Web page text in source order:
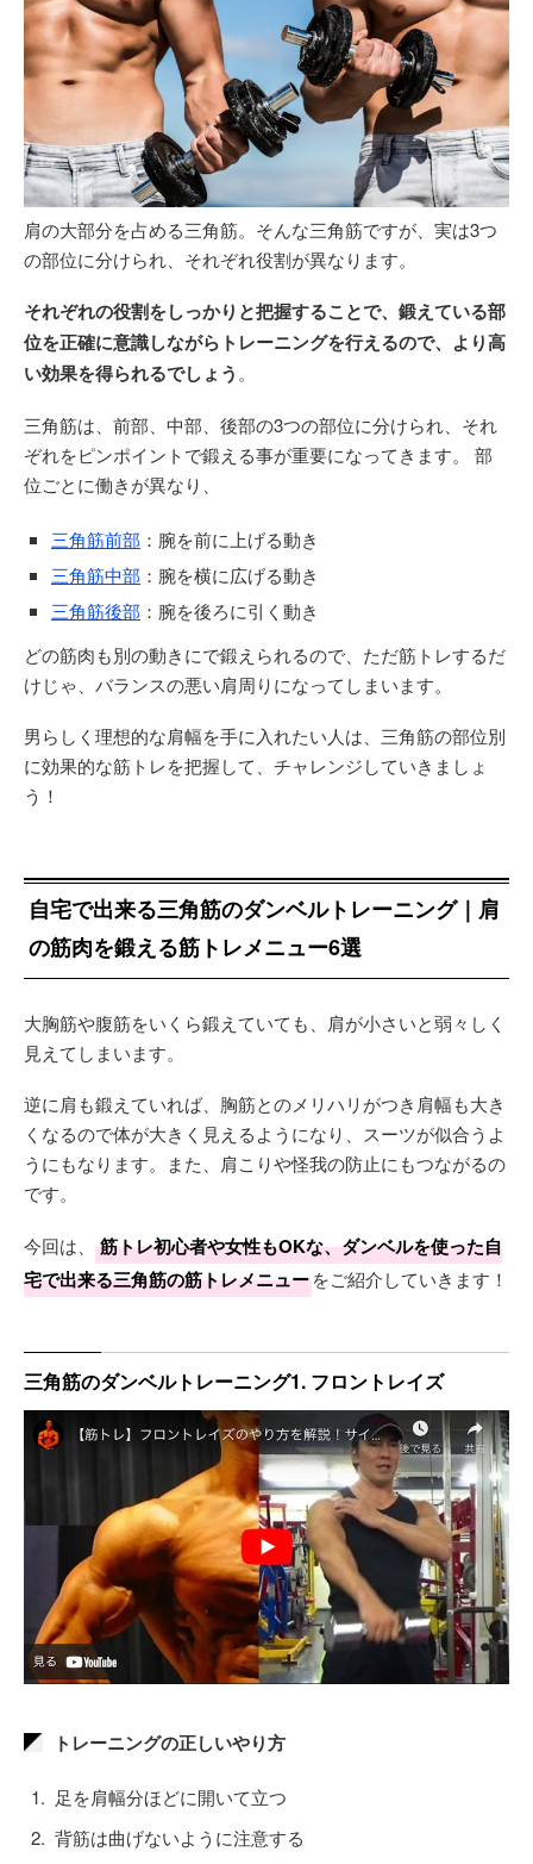
肩の大部分を占める三角筋。そんな三角筋ですが、実は3つ
の部位に分けられ、それぞれ役割が異なります。
それぞれの役割をしっかりと把握することで、鍛えている部
位を正確に意識しながらトレーニングを行えるので、より高
い効果を得られるでしょう 。
三角筋は、前部、中部、後部の3つの部位に分けられ、それ
ぞれをピンポイントで鍛える事が重要になってきます。 部
位ごとに働きが異なり、
三角筋前部 ：腕を前に上げる動き
三角筋中部 ：腕を横に広げる動き
三角筋後部 ：腕を後ろに引く動き
どの筋肉も別の動きにで鍛えられるので、ただ筋トレするだ
けじゃ、バランスの悪い肩周りになってしまいます。
男らしく理想的な肩幅を手に入れたい人は、三角筋の部位別
に効果的な筋トレを把握して、チャレンジしていきましょ
う！
自宅で出来る三角筋のダンベルトレーニング｜肩
の筋肉を鍛える筋トレメニュー6選
大胸筋や腹筋をいくら鍛えていても、肩が小さいと弱々しく
見えてしまいます。
逆に肩も鍛えていれば、胸筋とのメリハリがつき肩幅も大き
くなるので体が大きく見えるようになり、スーツが似合うよ
うにもなります。また、肩こりや怪我の防止にもつながるの
です。
今回は、
筋トレ初心者や女性もOKな、ダンベルを使った自
宅で出来る三角筋の筋トレメニューをご紹介していきます！
三角筋のダンベルトレーニング1. フロントレイズ
トレーニングの正しいやり方
足を肩幅分ほどに開いて立つ
背筋は曲げないように注意する